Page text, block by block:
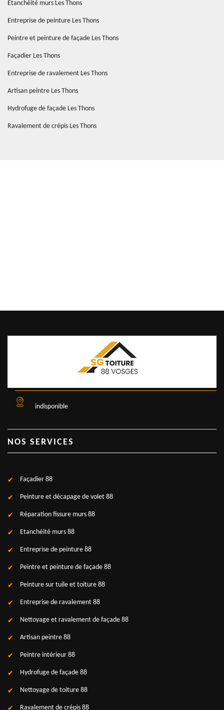
Etanchéité murs Les Thons
Entreprise de peinture Les Thons
Peintre et peinture de façade Les Thons
Façadier Les Thons
Entreprise de ravalement Les Thons
Artisan peintre Les Thons
Hydrofuge de façade Les Thons
Ravalement de crépis Les Thons
indisponible
NOS SERVICES
Façadier 88
Peinture et décapage de volet 88
Réparation fissure murs 88
Etanchéité murs 88
Entreprise de peinture 88
Peintre et peinture de façade 88
Peinture sur tuile et toiture 88
Entreprise de ravalement 88
Nettoyage et ravalement de façade 88
Artisan peintre 88
Peintre intérieur 88
Hydrofuge de façade 88
Nettoyage de toiture 88
Ravalement de crépis 88